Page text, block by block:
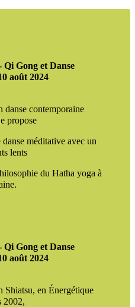
danse contemporaine
propose
méditative avec un
lents
du Hatha yoga à
Shiatsu, en Énergétique
2002,